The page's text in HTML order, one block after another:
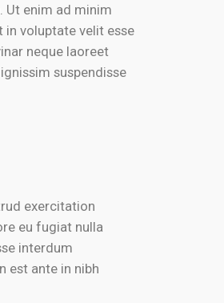
Ut enim ad minim
in voluptate velit esse
neque laoreet
suspendisse
exercitation
eu fugiat nulla
interdum
est ante in nibh